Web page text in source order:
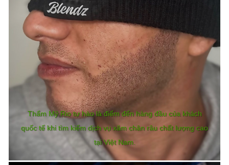
Thẩm Mỹ Rio tự hào là điểm đến hàng đầu của khách
quốc tế khi tìm kiếm dịch vụ xăm chân râu chất lượng cao
tại Việt Nam.